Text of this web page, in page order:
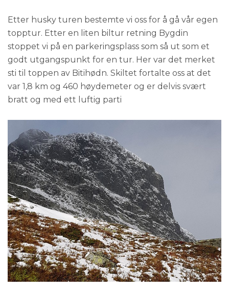
Etter husky turen bestemte vi oss for å gå vår egen
topptur. Etter en liten biltur retning Bygdin
stoppet vi på en parkeringsplass som så ut som et
godt utgangspunkt for en tur. Her var det merket
sti til toppen av Bitihødn. Skiltet fortalte oss at det
var 1,8 km og 460 høydemeter og er delvis svært
bratt og med ett luftig parti